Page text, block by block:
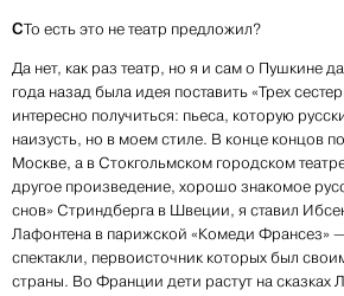
СТо есть это не театр предложил?
Да нет, как раз театр, но я и сам о Пушкине
года назад была идея поставить «Трех
интересно получиться: пьеса, которую
наизусть, но в моем стиле. В конце концов
Москве, а в Стокгольмском городском
другое произведение, хорошо знакомое
снов» Стриндберга в Швеции, я ставил
Лафонтена в парижской «Комеди Франсез»
спектакли, первоисточник которых был
страны. Во Франции дети растут на сказках